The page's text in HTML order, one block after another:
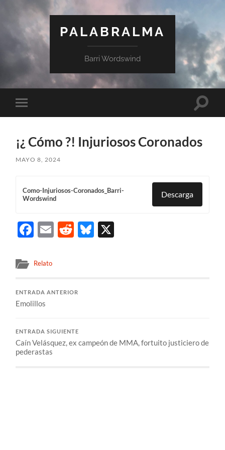
PALABRALMA
Barri Wordswind
¡¿ Cómo ?! Injuriosos Coronados
MAYO 8, 2024
Como-Injuriosos-Coronados_Barri-
Wordswind
Descarga
Facebook
EmailRedditBluesky
Relato
ENTRADA ANTERIOR
Emolillos
ENTRADA SIGUIENTE
Caín Velásquez, ex campeón de MMA, fortuito justiciero de
pederastas